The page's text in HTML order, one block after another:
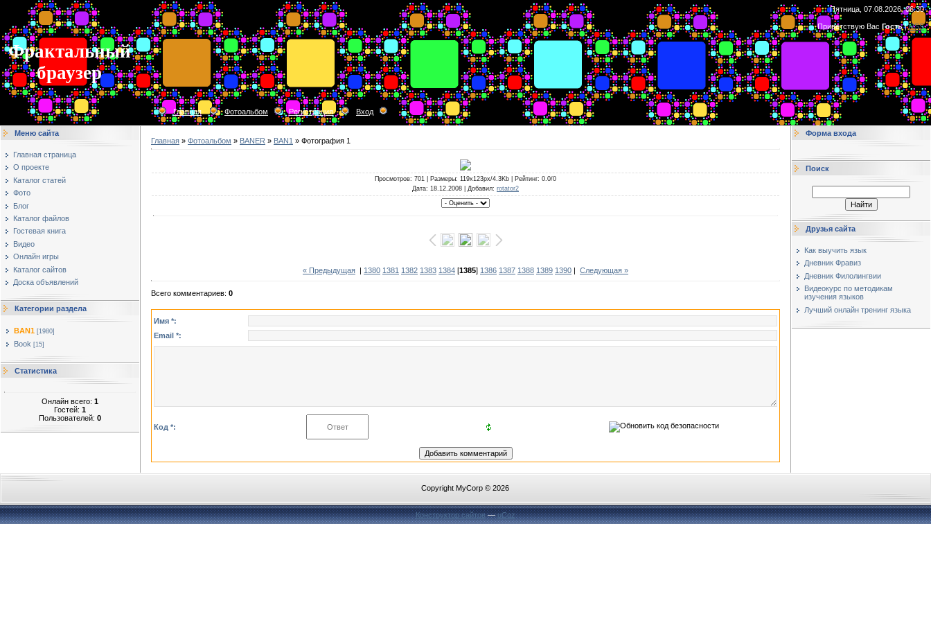
Фрактальный
браузер
Пятница, 07.08.2026, 06:30
Приветствую Вас Гость|RSS
Главная Фотоальбом Регистрация Вход
Меню сайта
Главная страница
О проекте
Каталог статей
Фото
Блог
Каталог файлов
Гостевая книга
Видео
Онлайн игры
Каталог сайтов
Доска объявлений
Категории раздела
BAN1 [1980]
Book [15]
Статистика
Онлайн всего: 1
Гостей: 1
Пользователей: 0
Главная » Фотоальбом » BANER » BAN1 » Фотография 1
Просмотров: 701 | Размеры: 119x123px/4.3Kb | Рейтинг: 0.0/0
Дата: 18.12.2008 | Добавил: rotator2
« Предыдущая | 1380 1381 1382 1383 1384 [1385] 1386 1387 1388 1389 1390 | Следующая »
Всего комментариев: 0
Имя *:
Email *:
Код *:
Форма входа
Поиск
Друзья сайта
Как выучить язык
Дневник Фравиз
Дневник Филолингвии
Видеокурс по методикам
изучения языков
Лучший онлайн тренинг языка
Copyright MyCorp © 2026
Конструктор сайтов—uCoz